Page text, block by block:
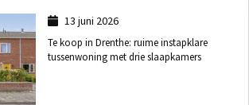
13 juni 2026
Te koop in Drenthe: ruime instapklare
tussenwoning met drie slaapkamers